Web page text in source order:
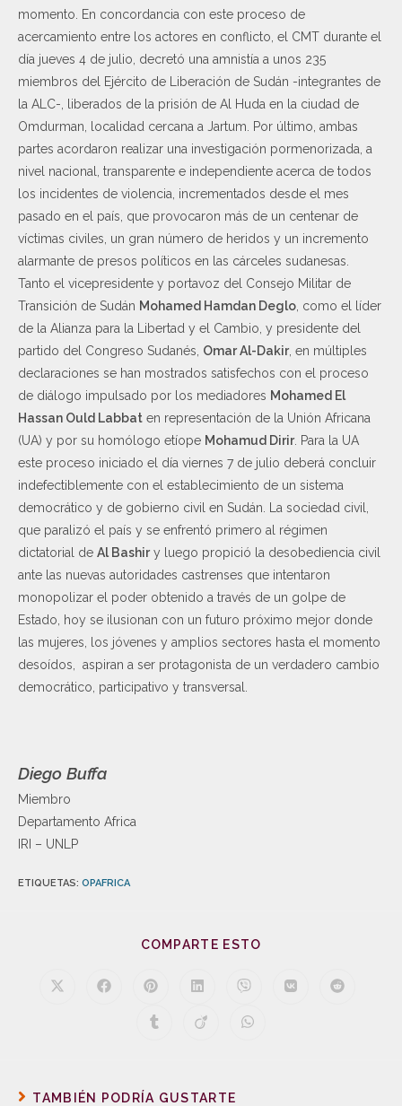
momento. En concordancia con este proceso de
acercamiento entre los actores en conflicto, el CMT durante el
día jueves 4 de julio, decretó una amnistía a unos 235
miembros del Ejército de Liberación de Sudán -integrantes de
la ALC-, liberados de la prisión de Al Huda en la ciudad de
Omdurman, localidad cercana a Jartum. Por último, ambas
partes acordaron realizar una investigación pormenorizada, a
nivel nacional, transparente e independiente acerca de todos
los incidentes de violencia, incrementados desde el mes
pasado en el país, que provocaron más de un centenar de
víctimas civiles, un gran número de heridos y un incremento
alarmante de presos políticos en las cárceles sudanesas.
Tanto el vicepresidente y portavoz del Consejo Militar de
Transición de Sudán Mohamed Hamdan Deglo , como el líder
de la Alianza para la Libertad y el Cambio, y presidente del
partido del Congreso Sudanés, Omar Al-Dakir, en múltiples
declaraciones se han mostrados satisfechos con el proceso
de diálogo impulsado por los mediadores Mohamed El
Hassan Ould Labbat en representación de la Unión Africana
(UA) y por su homólogo etíope Mohamud Dirir. Para la UA
este proceso iniciado el día viernes 7 de julio deberá concluir
indefectiblemente con el establecimiento de un sistema
democrático y de gobierno civil en Sudán. La sociedad civil,
que paralizó el país y se enfrentó primero al régimen
dictatorial de Al Bashiry luego propició la desobediencia civil
ante las nuevas autoridades castrenses que intentaron
monopolizar el poder obtenido a través de un golpe de
Estado, hoy se ilusionan con un futuro próximo mejor donde
las mujeres, los jóvenes y amplios sectores hasta el momento
desoídos, aspiran a ser protagonista de un verdadero cambio
democrático, participativo y transversal.
Diego Buffa
Miembro
Departamento Africa
IRI – UNLP
ETIQUETAS: OPAFRICA
COMPARTE ESTO
TAMBIÉN PODRÍA GUSTARTE